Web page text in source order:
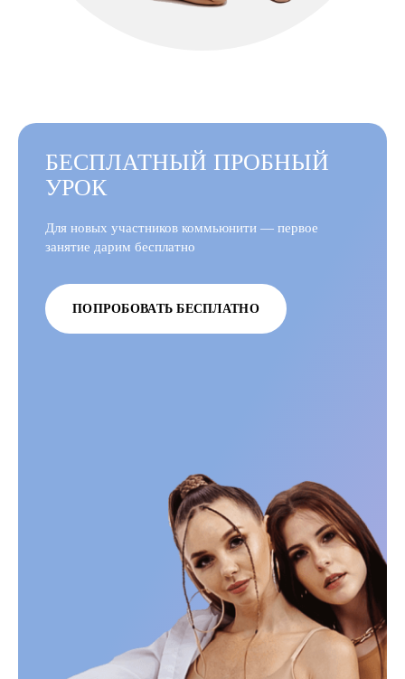
БЕСПЛАТНЫЙ ПРОБНЫЙ
УРОК
Для новых участников коммьюнити — первое
занятие дарим бесплатно
ПОПРОБОВАТЬ БЕСПЛАТНО